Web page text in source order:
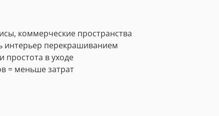
коммерческие пространства
интерьер перекрашиванием
простота в уходе
= меньше затрат